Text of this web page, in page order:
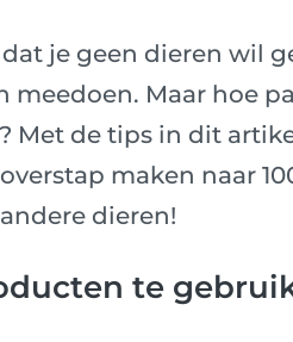
je geen dieren wil
Maar hoe
Met de tips in dit
maken naar
dieren!
te